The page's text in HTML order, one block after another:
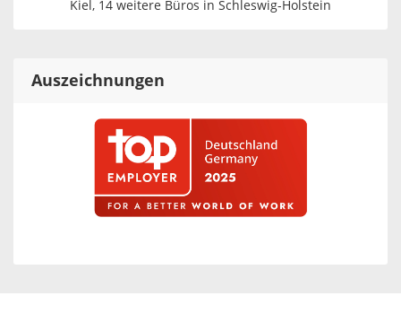
Kiel, 14 weitere Büros in Schleswig-Holstein
Auszeichnungen